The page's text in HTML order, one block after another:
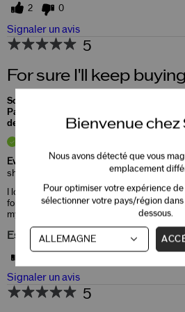
2 0
Signaler un avis
5
For sure I'll keep
Soumis
Par
de
Undisclosed
Evaluer à
shiseido.com/ca/en/
I love shiseido products. I've been using
for 10 years.I used every thing shiseido.It
my skin hydrated .
Est-ce que cet avis est utile?
Signaler un avis
5
Bienvenue chez
Nous avons détecté que vous
emplacement
Pour optimiser votre expérience
sélectionner votre pays/région
dessous.